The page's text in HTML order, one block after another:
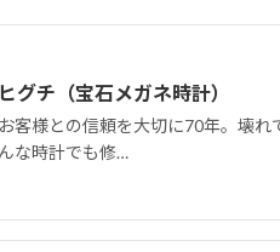
ヒグチ（宝石メガネ時計）
お客様との信頼を大切に70年。壊れ
んな時計でも修…